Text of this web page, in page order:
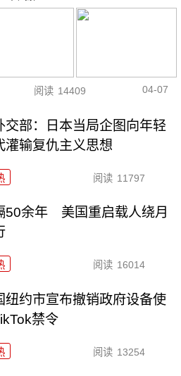
阅读 14409 04-07
交部：日本当局企图向年轻
灌输复仇主义思想
阅读 11797
50余年 美国重启载人绕月
阅读 16014
纽约市宣布撤销政府设备使
禁令
阅读 13254